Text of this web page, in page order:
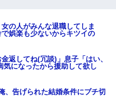
の人がみんな退職してしま
娯楽も少ないからキツイの
返してね(冗談)」息子「はい、
になったから援助して欲し
、告げられた結婚条件にブチ切